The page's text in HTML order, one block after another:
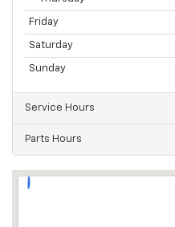
Friday
Saturday
Sunday
Service Hours
Parts Hours